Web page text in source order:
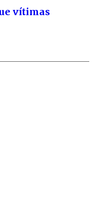
vítimas